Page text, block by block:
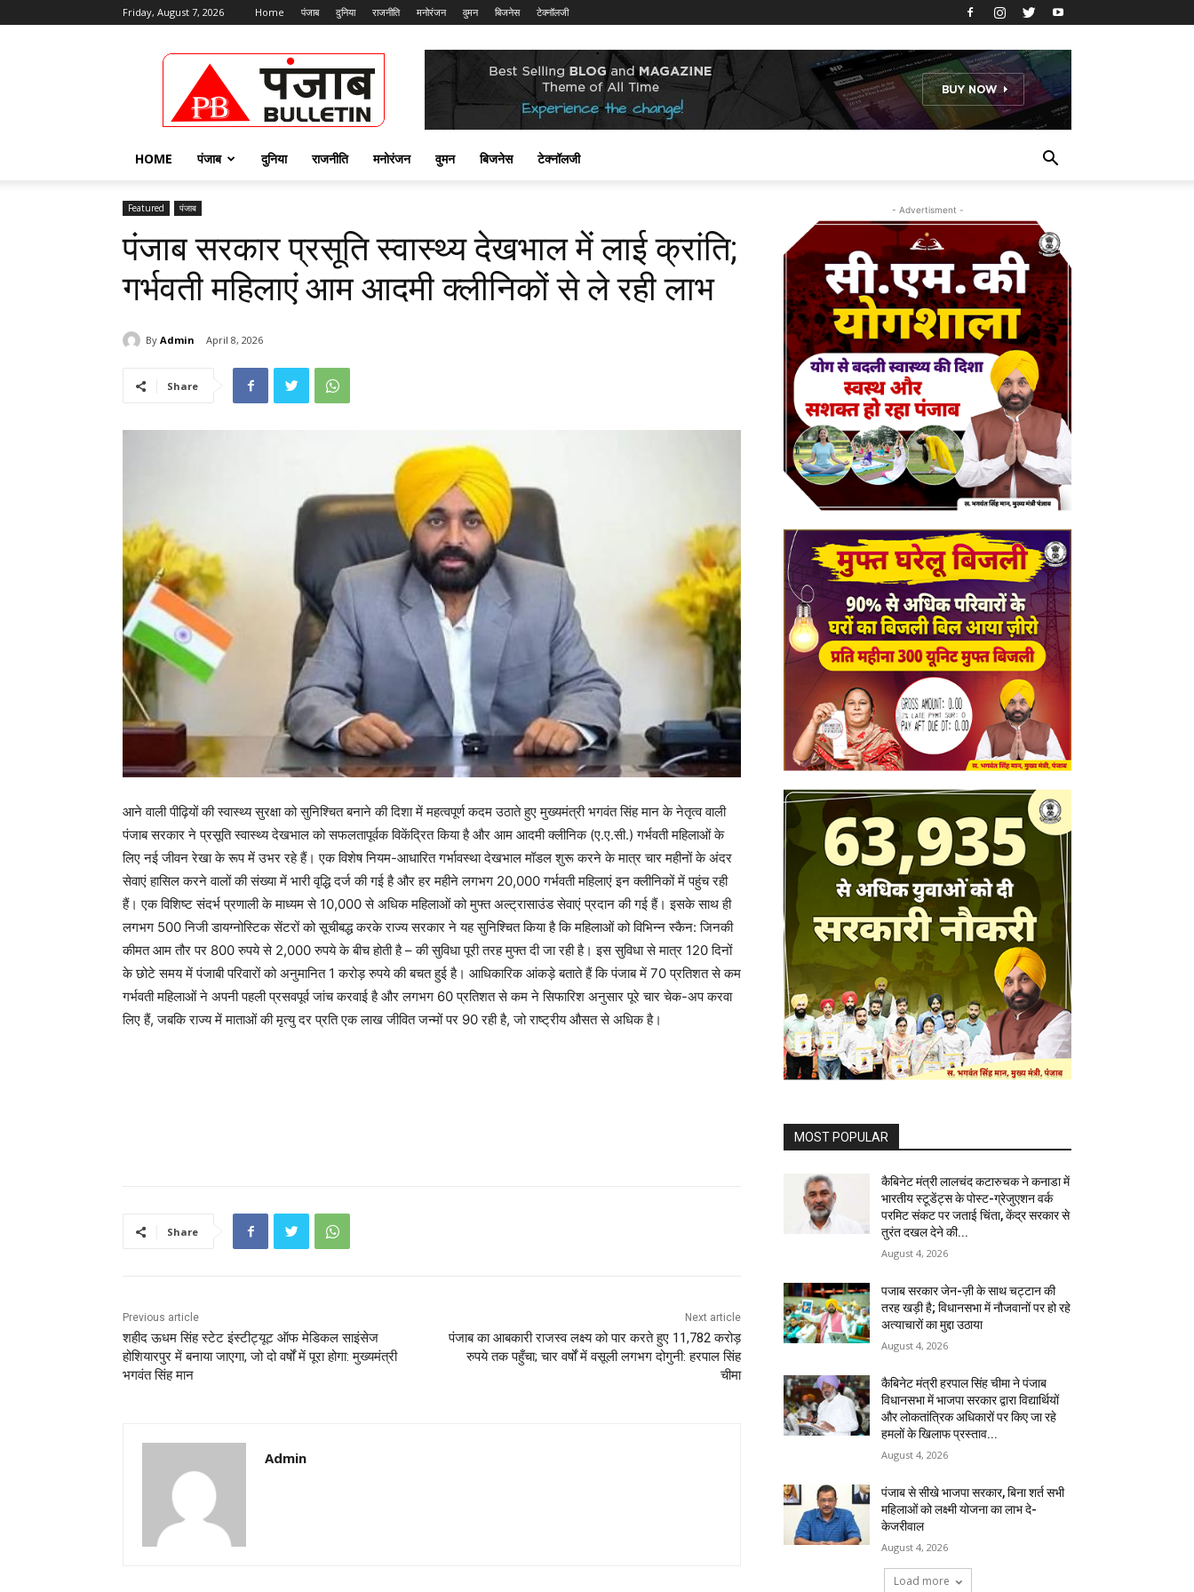
Friday, August 7, 2026 Home पंजाब दुनिया राजनीति मनोरंजन वुमन बिजनेस टेक्नॉलजी
Punjab
Bulletin
HOME पंजाब दुनिया राजनीति मनोरंजन वुमन बिजनेस टेक्नॉलजी
Featured पंजाब
पंजाब सरकार प्रसूति स्वास्थ्य देखभाल में लाई क्रांति;
गर्भवती महिलाएं आम आदमी क्लीनिकों से ले रही लाभ
By Admin April 8, 2026
Share
आने वाली पीढ़ियों की स्वास्थ्य सुरक्षा को सुनिश्चित बनाने की दिशा में महत्वपूर्ण कदम उठाते हुए मुख्यमंत्री भगवंत सिंह मान के नेतृत्व वाली
पंजाब सरकार ने प्रसूति स्वास्थ्य देखभाल को सफलतापूर्वक विकेंद्रित किया है और आम आदमी क्लीनिक (ए.ए.सी.) गर्भवती महिलाओं के
लिए नई जीवन रेखा के रूप में उभर रहे हैं। एक विशेष नियम-आधारित गर्भावस्था देखभाल मॉडल शुरू करने के मात्र चार महीनों के अंदर
सेवाएं हासिल करने वालों की संख्या में भारी वृद्धि दर्ज की गई है और हर महीने लगभग 20,000 गर्भवती महिलाएं इन क्लीनिकों में पहुंच रही
हैं। एक विशिष्ट संदर्भ प्रणाली के माध्यम से 10,000 से अधिक महिलाओं को मुफ्त अल्ट्रासाउंड सेवाएं प्रदान की गई हैं। इसके साथ ही
लगभग 500 निजी डायग्नोस्टिक सेंटरों को सूचीबद्ध करके राज्य सरकार ने यह सुनिश्चित किया है कि महिलाओं को विभिन्न स्कैन: जिनकी
कीमत आम तौर पर 800 रुपये से 2,000 रुपये के बीच होती है – की सुविधा पूरी तरह मुफ्त दी जा रही है। इस सुविधा से मात्र 120 दिनों
के छोटे समय में पंजाबी परिवारों को अनुमानित 1 करोड़ रुपये की बचत हुई है। आधिकारिक आंकड़े बताते हैं कि पंजाब में 70 प्रतिशत से कम
गर्भवती महिलाओं ने अपनी पहली प्रसवपूर्व जांच करवाई है और लगभग 60 प्रतिशत से कम ने सिफारिश अनुसार पूरे चार चेक-अप करवा
लिए हैं, जबकि राज्य में माताओं की मृत्यु दर प्रति एक लाख जीवित जन्मों पर 90 रही है, जो राष्ट्रीय औसत से अधिक है।
Share
Previous article
शहीद ऊधम सिंह स्टेट इंस्टीट्यूट ऑफ मेडिकल साइंसेज
होशियारपुर में बनाया जाएगा, जो दो वर्षों में पूरा होगा: मुख्यमंत्री
भगवंत सिंह मान
Next article
पंजाब का आबकारी राजस्व लक्ष्य को पार करते हुए 11,782 करोड़
रुपये तक पहुँचा; चार वर्षों में वसूली लगभग दोगुनी: हरपाल सिंह
चीमा
Admin
- Advertisment -
MOST POPULAR
कैबिनेट मंत्री लालचंद कटारुचक ने कनाडा में
भारतीय स्टूडेंट्स के पोस्ट-ग्रेजुएशन वर्क
परमिट संकट पर जताई चिंता, केंद्र सरकार से
तुरंत दखल देने की...
August 4, 2026
पजाब सरकार जेन-ज़ी के साथ चट्टान की
तरह खड़ी है; विधानसभा में नौजवानों पर हो रहे
अत्याचारों का मुद्दा उठाया
August 4, 2026
कैबिनेट मंत्री हरपाल सिंह चीमा ने पंजाब
विधानसभा में भाजपा सरकार द्वारा विद्यार्थियों
और लोकतांत्रिक अधिकारों पर किए जा रहे
हमलों के खिलाफ प्रस्ताव...
August 4, 2026
पंजाब से सीखे भाजपा सरकार, बिना शर्त सभी
महिलाओं को लक्ष्मी योजना का लाभ दे-
केजरीवाल
August 4, 2026
Load more